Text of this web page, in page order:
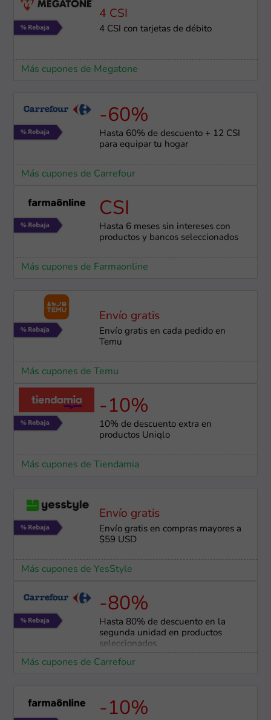
4 CSI
4 CSI con tarjetas de débito
Más cupones de Megatone
-60%
Hasta 60% de descuento + 12 CSI
para equipar tu hogar
Más cupones de Carrefour
CSI
Hasta 6 meses sin intereses con
productos y bancos seleccionados
Más cupones de Farmaonline
Envío gratis
Envío gratis en cada pedido en
Temu
Más cupones de Temu
-10%
10% de descuento extra en
productos Uniqlo
Más cupones de Tiendamia
Envío gratis
Envío gratis en compras mayores a
$59 USD
Más cupones de YesStyle
-80%
Hasta 80% de descuento en la
segunda unidad en productos
seleccionados
Más cupones de Carrefour
-10%